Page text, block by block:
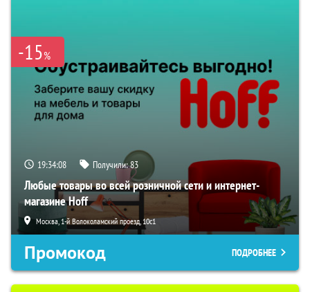
-15%
19:34:07 Получили:83
Любые товары во всей розничной сети и интернет-
магазине Hoff
Москва, 1-й Волоколамский проезд, 10с1
Промокод ПОДРОБНЕЕ